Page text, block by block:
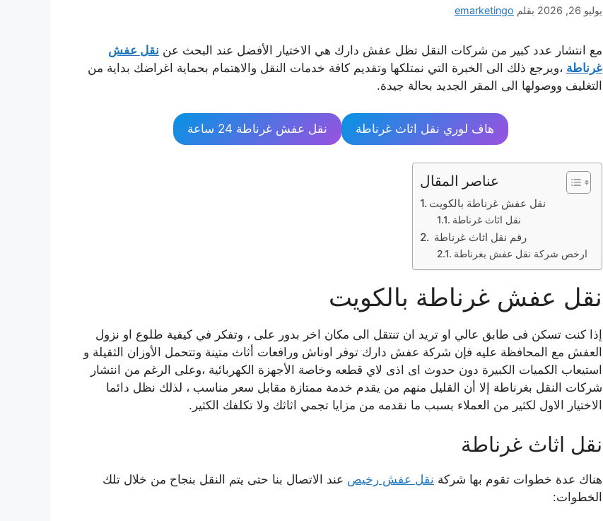
يوليو 26, 2026 بقلم emarketingo
مع انتشار عدد كبير من شركات النقل تظل عفش دارك هي الاختيار الأفضل عند البحث عن نقل عفش
غرناطة ،ويرجع ذلك الى الخبرة التي نمتلكها وتقديم كافة خدمات النقل والاهتمام بحماية اغراضك بداية من
التغليف ووصولها الى المقر الجديد بحالة جيدة.
هاف لوري نقل اثاث غرناطة نقل عفش غرناطة 24 ساعة
عناصر المقال
نقل عفش غرناطة بالكويت
نقل اثاث غرناطة
رقم نقل اثاث غرناطة
ارخص شركة نقل عفش بغرناطة
نقل عفش غرناطة بالكويت
إذا كنت تسكن فى طابق عالي او تريد ان تنتقل الى مكان اخر بدور على ، وتفكر في كيفية طلوع او نزول
العفش مع المحافظة عليه فإن شركة عفش دارك توفر اوناش ورافعات أثاث متينة وتتحمل الأوزان الثقيلة و
استيعاب الكميات الكبيرة دون حدوث اى اذى لاي قطعه وخاصة الأجهزة الكهربائية ،وعلى الرغم من انتشار
شركات النقل بغرناطة إلا أن القليل منهم من يقدم خدمة ممتازة مقابل سعر مناسب ، لذلك نظل دائما
الاختيار الاول لكثير من العملاء بسبب ما نقدمه من مزايا تجمي اثاثك ولا تكلفك الكثير.
نقل اثاث غرناطة
هناك عدة خطوات تقوم بها شركة نقل عفش رخيص عند الاتصال بنا حتى يتم النقل بنجاح من خلال تلك
الخطوات: